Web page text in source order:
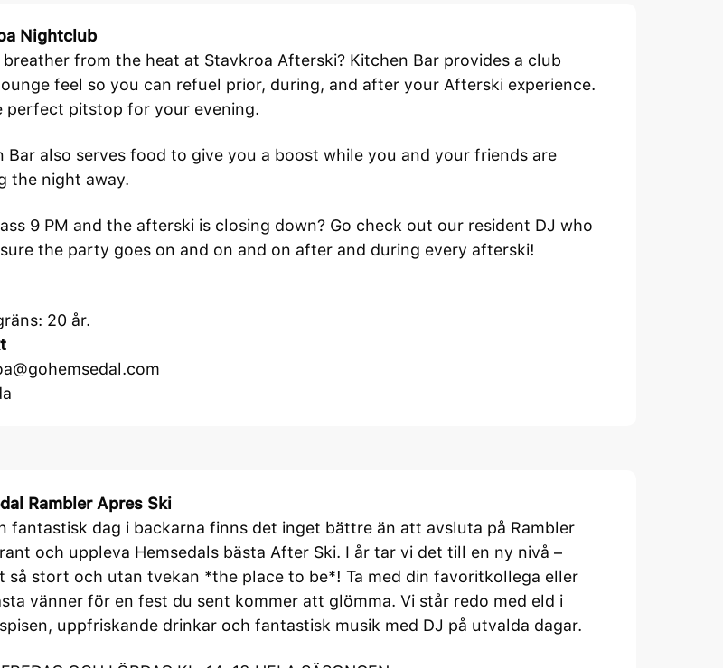
Nightclub
breather from the heat at Stavkroa Afterski? Kitchen Bar provides a club
feel so you can refuel prior, during, and after your Afterski experience.
perfect pitstop for your evening.
Bar also serves food to give you a boost while you and your friends are
the night away.
9 PM and the afterski is closing down? Go check out our resident DJ who
the party goes on and on and on after and during every afterski!
20 år.
Rambler Apres Ski
fantastisk dag i backarna finns det inget bättre än att avsluta på Rambler
och uppleva Hemsedals bästa After Ski. I år tar vi det till en ny nivå –
så stort och utan tvekan *the place to be*! Ta med din favoritkollega eller
vänner för en fest du sent kommer att glömma. Vi står redo med eld i
uppfriskande drinkar och fantastisk musik med DJ på utvalda dagar.